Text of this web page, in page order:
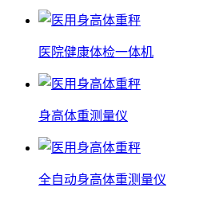
医院健康体检一体机
身高体重测量仪
全自动身高体重测量仪